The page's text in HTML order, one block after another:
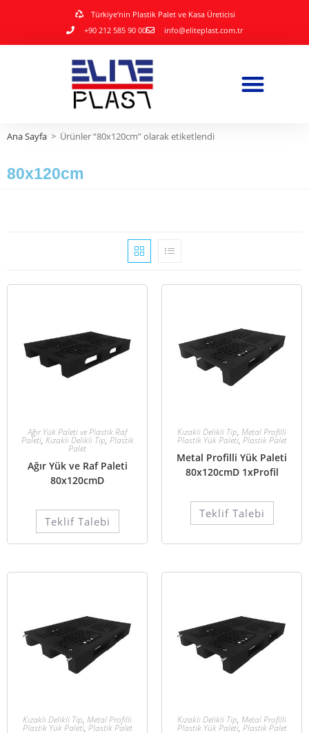
Türkiye'nin Plastik Palet ve Kasa Üreticisi
+90 212 585 90 00
info@eliteplast.com.tr
Ana Sayfa > Ürünler “80x120cm” olarak etiketlendi
80x120cm
Ağır Yük Paleti ve Plastik Raf
Paleti, Kızaklı Delikli Tip, Plastik
Palet
Ağır Yük ve Raf Paleti
80x120cmD
Teklif Talebi
Kızaklı Delikli Tip, Metal Profilli
Plastik Yük Paleti, Plastik Palet
Metal Profilli Yük Paleti
80x120cmD 1xProfil
Teklif Talebi
Kızaklı Delikli Tip, Metal Profilli
Plastik Yük Paleti, Plastik Palet
Kızaklı Delikli Tip, Metal Profilli
Plastik Yük Paleti, Plastik Palet